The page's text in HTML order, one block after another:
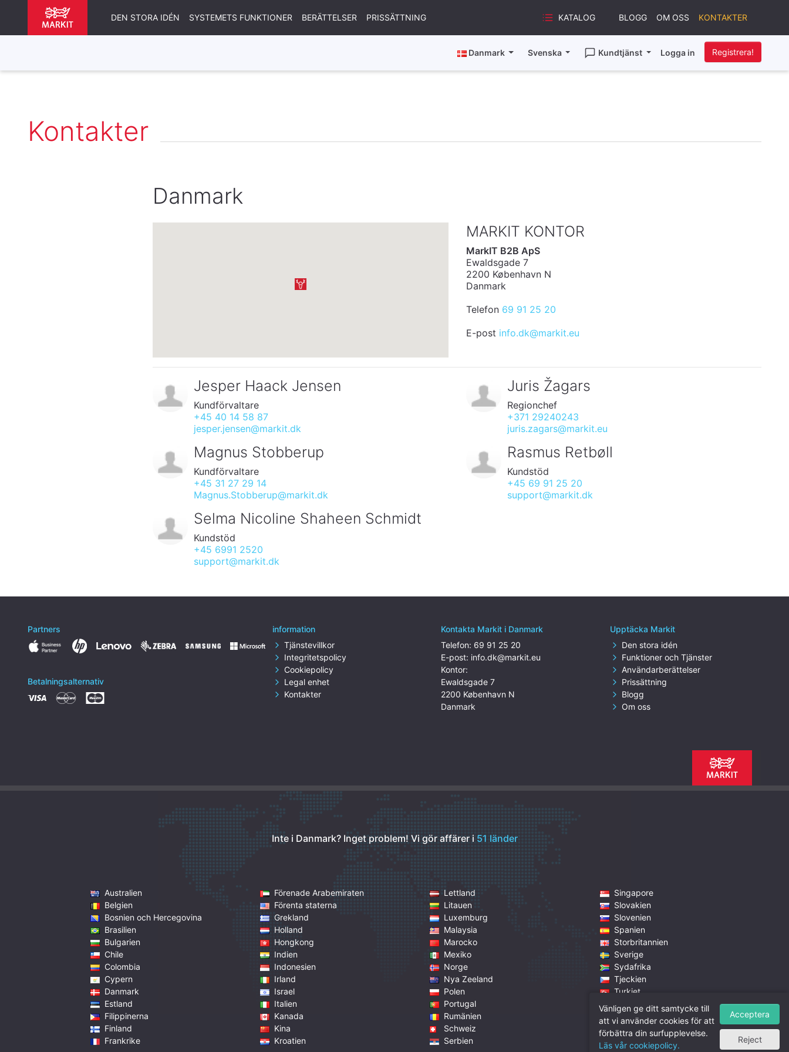
DEN STORA IDÉN SYSTEMETS FUNKTIONER BERÄTTELSER PRISSÄTTNING KATALOG BLOGG OM OSS KONTAKTER
Danmark Svenska Kundtjänst Logga in Registrera!
Kontakter
Danmark
MARKIT KONTOR
MarkIT B2B ApS
Ewaldsgade 7
2200 København N
Danmark
Telefon 69 91 25 20
E-post info.dk@markit.eu
Jesper Haack Jensen
Kundförvaltare
+45 40 14 58 87
jesper.jensen@markit.dk
Juris Žagars
Regionchef
+371 29240243
juris.zagars@markit.eu
Magnus Stobberup
Kundförvaltare
+45 31 27 29 14
Magnus.Stobberup@markit.dk
Rasmus Retbøll
Kundstöd
+45 69 91 25 20
support@markit.dk
Selma Nicoline Shaheen Schmidt
Kundstöd
+45 6991 2520
support@markit.dk
information
Tjänstevillkor
Integritetspolicy
Cookiepolicy
Legal enhet
Kontakter
Kontakta Markit i Danmark
Telefon: 69 91 25 20
E-post: info.dk@markit.eu
Kontor:
Ewaldsgade 7
2200 København N
Danmark
Upptäcka Markit
Den stora idén
Funktioner och Tjänster
Användarberättelser
Prissättning
Blogg
Om oss
Partners
Betalningsalternativ
Inte i Danmark? Inget problem! Vi gör affärer i 51 länder
Australien
Belgien
Bosnien och Hercegovina
Brasilien
Bulgarien
Chile
Colombia
Cypern
Danmark
Estland
Filippinerna
Finland
Frankrike
Förenade Arabemiraten
Förenta staterna
Grekland
Holland
Hongkong
Indien
Indonesien
Irland
Israel
Italien
Kanada
Kina
Kroatien
Lettland
Litauen
Luxemburg
Malaysia
Marocko
Mexiko
Norge
Nya Zeeland
Polen
Portugal
Rumänien
Schweiz
Serbien
Singapore
Slovakien
Slovenien
Spanien
Storbritannien
Sverige
Sydafrika
Tjeckien
Turkiet
Tyskland
Ungern
Österrike
EU Produkt & Priser
Vänligen ge ditt samtycke till
att vi använder cookies för att
förbättra din surfupplevelse.
Läs vår cookiepolicy.
Acceptera
Reject